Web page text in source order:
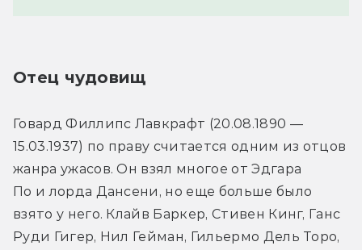
Отец чудовищ
Говард Филлипс Лавкрафт (20.08.1890 —
15.03.1937) по праву считается одним из отцов
жанра ужасов. Он взял многое от Эдгара
По и лорда Дансени, но еще больше было
взято у него. Клайв Баркер, Стивен Кинг, Ганс
Руди Гигер, Нил Гейман, Гильермо Дель Торо,